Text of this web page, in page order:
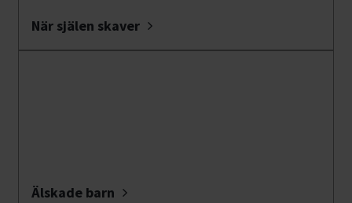
När själen skaver
Älskade barn